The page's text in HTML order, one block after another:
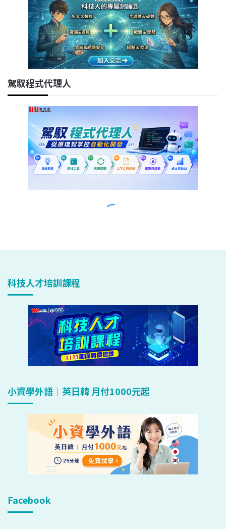
科技人才培訓課程
小資學外語｜英日韓 月付1000元起
Facebook